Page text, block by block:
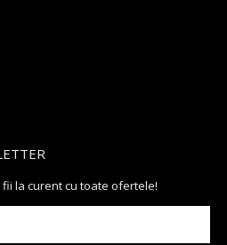
la curent cu toate ofertele!